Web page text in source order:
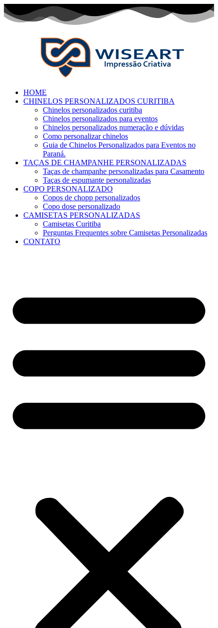
HOME
CHINELOS PERSONALIZADOS CURITIBA
Chinelos personalizados curitiba
Chinelos personalizados para eventos
Chinelos personalizados numeração e dúvidas
Como personalizar chinelos
Guia de Chinelos Personalizados para Eventos no
Paraná.
TAÇAS DE CHAMPANHE PERSONALIZADAS
Taças de champanhe personalizadas para Casamento
Taças de espumante personalizadas
COPO PERSONALIZADO
Copos de chopp personalizados
Copo dose personalizado
CAMISETAS PERSONALIZADAS
Camisetas Curitiba
Perguntas Frequentes sobre Camisetas Personalizadas
CONTATO